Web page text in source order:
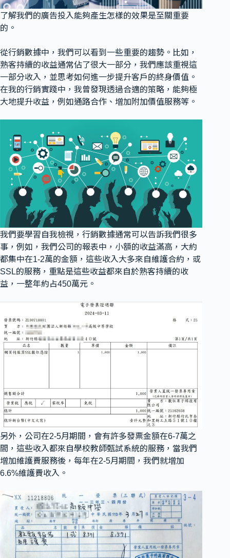
了解我們的廣告投入能夠產生怎樣的效果是至關重要
的。
從行銷數據中，我們可以看到一些重要的趨勢。比如，
熟客持續的收益通常佔了很大一部分，我們應該重視這
一部分收入，並思考如何進一步提升客戶的終身價值。
在我的行銷實踐中，我曾發現透過合適的策略，能夠極
大地提升收益，例如通路合作、增加附加價值服務等。
我們要學習自我檢視，行銷數據通常可以告訴我們很多
事，例如，我們公司的報表中，小額的收益滿高，大約
都集中在1-2萬的金額，這些收入大多來自維護合約，或
SSL的服務，重點是這些收益都來自於熟客持續的收
益，一整年約占450萬元。
另外，公司在2-5月期間，會有許多發票金額在6-7萬之
間，這些收入都來自學校教師甄試系統的服務，當我們
增加維護費服務後，每年在2-5月期間，我們就增加
6.6%維護費收入。